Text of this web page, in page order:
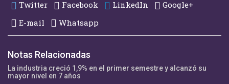
Twitter Facebook LinkedIn
Google+
E-mail
Whatsapp
Notas Relacionadas
La industria creció 1,9% en el primer semestre y alcanzó su
mayor nivel en 7 años